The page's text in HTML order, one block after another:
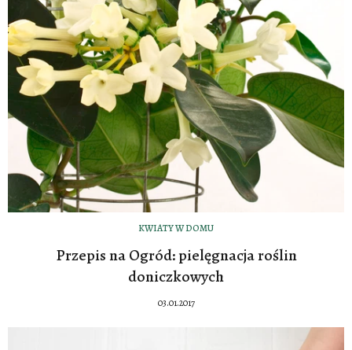
KWIATY W DOMU
Przepis na Ogród: pielęgnacja roślin
doniczkowych
03.01.2017